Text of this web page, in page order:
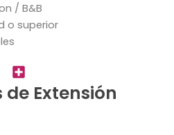
/ B&B
o superior
Extensión